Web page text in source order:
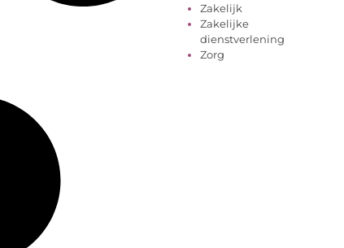
Zakelijk
Zakelijke
dienstverlening
Zorg